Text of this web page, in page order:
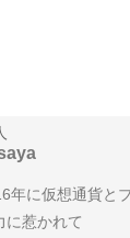
年に仮想通貨と
に惹かれて